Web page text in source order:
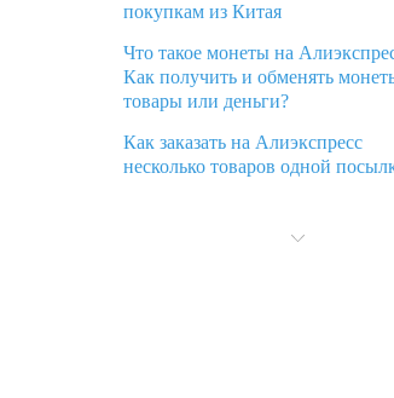
покупкам из Китая
Что такое монеты на
Как получить и обменять
товары или деньги?
Как заказать на Алиэкспресс
несколько товаров одной
Алиэкспресс и что делать?